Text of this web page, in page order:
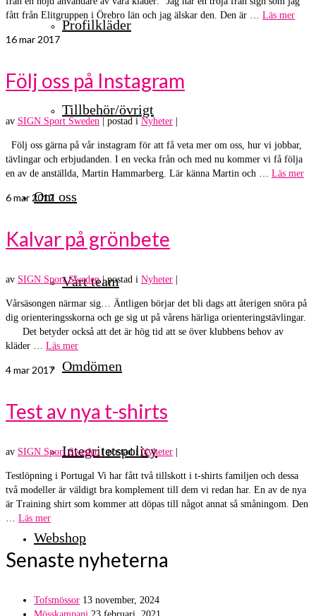
Profilkläder
Tillbehör/övrigt
Om oss
Vårt team
Omdömen
Integritetspolicy
Webshop
fått från Elitgruppen i Örebro län och jag älskar den. Den är … Läs mer
16mar 2017
Följ oss på Instagram
av SIGN Sport Sweden postad i Nyheter
Följ oss gärna på vår instagram för att få veta mer om oss, hur vi jobbar,
tävlingar och erbjudanden. I en vecka från och med nu kommer vi få följa
en av de anställda, Martin Hammarberg. Lär känna Martin och … Läs mer
6mar 2017
Kalvar på grönbete
av SIGN Sport Sweden|postad i Nyheter
Vårsäsongen närmar sig… Äntligen börjar det bli dags att återigen snöra på
dig orienteringsskorna och ge sig ut på vårens härliga orienteringstävlingar.
Det betyder också att det är hög tid att se över klubbens behov av
kläder … Läs mer
4mar 2017
Test av nya t-shirts
av SIGN Sport Sweden|postad iNyheter
Testlöpning i Portugal Vi har fått två tillskott i t-shirts familjen och dessa
två modeller är väldigt bra komplement till dem vi redan har. En av de nya
är Training shirt som kommer att döpas till något annat så småningom. Den
Läs mer
Senaste nyheterna
Tofsmössor 13 november, 2024